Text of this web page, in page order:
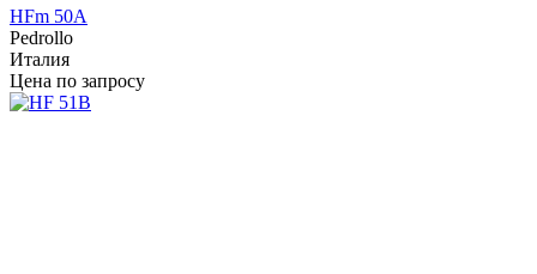
HFm 50A
Pedrollo
Италия
Цена по запросу